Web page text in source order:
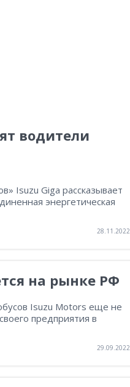
водители
Isuzu Giga рассказывает
энергетическая
28.11.2022
на рынке РФ
Isuzu Motors еще не
предприятия в
29.09.2022